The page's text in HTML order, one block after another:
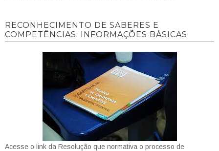
RECONHECIMENTO DE SABERES E
COMPETÊNCIAS: INFORMAÇÕES BÁSICAS
Acesse o link da Resolução que normativa o processo de